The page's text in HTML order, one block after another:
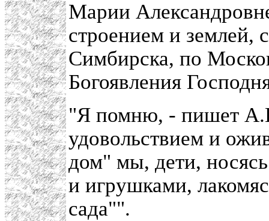
Марии
строением и землей,
Симбирска, по
Богоявления
"Я помню, - пишет
удовольствием и
дом" мы, дети,
и игрушками,
сада"".